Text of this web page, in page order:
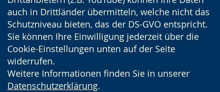
auch in Drittländer übermitteln, welche nicht das
Schutzniveau bieten, das der DS-GVO entspricht.
Sie können Ihre Einwilligung jederzeit über die
Cookie-Einstellungen unten auf der Seite
widerrufen.
Weitere Informationen finden Sie in unserer
Datenschutzerklärung.